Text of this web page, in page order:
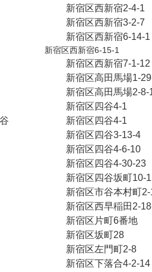
　　　　　　　　新宿区西
　　　　　　　　新宿区西
ル　　　　　　　新宿区西新
　　　　新宿区西新宿6-15-1
　　　　　　　　新宿区西新
　　　　　　　新宿区高田馬
　　　　　　　新宿区高田馬
　　　　　　　　　新宿
ザ四谷　　　　　　新宿
　　　　　　　　新宿区四
　　　　　　　　新宿区四
　　　　　　新宿区四谷坂町10-
　　　　　　　新宿区市谷本
　　　　　　　新宿区西早稲
　　　　　　　　新宿区片
　　　　　　　　　新宿
　　　　　　　　新宿区
　　　　　　新宿区下落合4-2-14